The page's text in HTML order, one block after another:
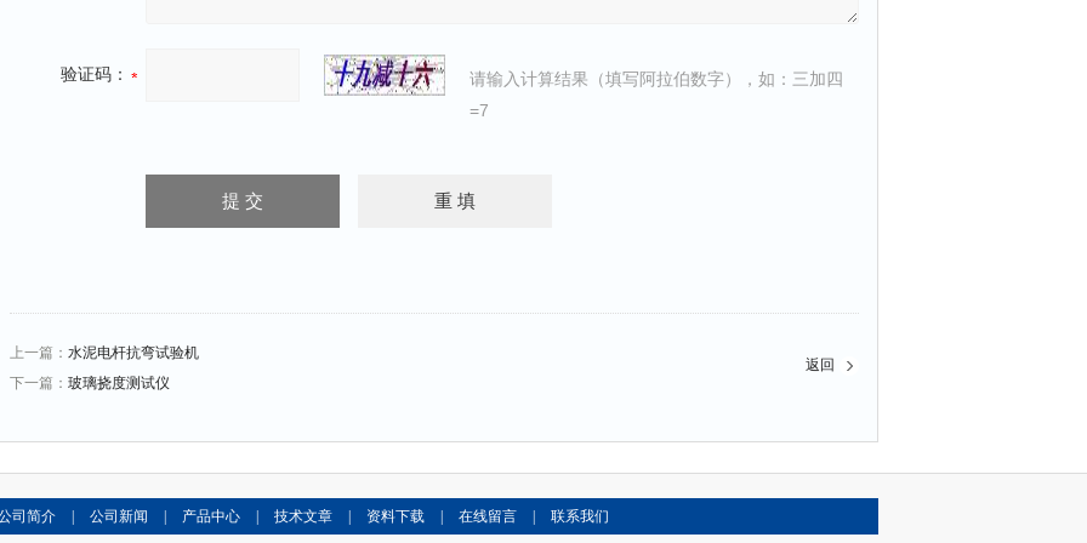
验证码：
请输入计算结果（填写阿拉伯数字），如：三加四
=7
上一篇： 水泥电杆抗弯试验机
下一篇： 玻璃挠度测试仪
返回
司简介 公司新闻 产品中心 技术文章 资料下载 在线留言 联系我们